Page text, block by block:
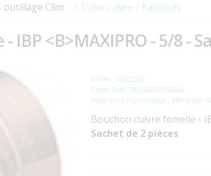
outillage Clim Tube cuivre / Raccords
IBP <B>MAXIPRO - 5/8 -
Code : 1552226
Code EAN : 5054826350646
Référence Fournisseur : MPA5301
Bouchon cuivre femelle -
Sachet de 2 pièces